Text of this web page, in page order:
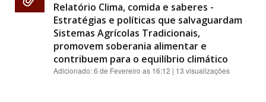
Relatório Clima, comida e saberes -
Estratégias e políticas que salvaguardam
Sistemas Agrícolas Tradicionais,
promovem soberania alimentar e
contribuem para o equilíbrio climático
Adicionado:6 de Fevereiro as 16:12 | 13 visualizações